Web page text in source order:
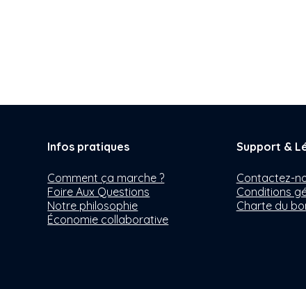
Infos pratiques
Comment ça marche ?
Foire Aux Questions
Notre philosophie
Économie collaborative
Support &
Contactez-
Conditions
Charte du